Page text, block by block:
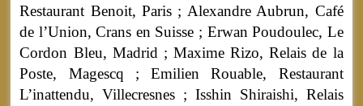
Restaurant Benoit, Paris ; Alexandre Aubrun, Café
de l’Union, Crans en Suisse ; Erwan Poudoulec, Le
Cordon Bleu, Madrid ; Maxime Rizo, Relais de la
Poste, Magescq ; Emilien Rouable, Restaurant
L’inattendu, Villecresnes ; Isshin Shiraishi, Relais